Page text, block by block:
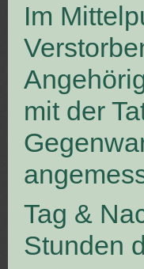
Im
mit der
Tag &
Stunden